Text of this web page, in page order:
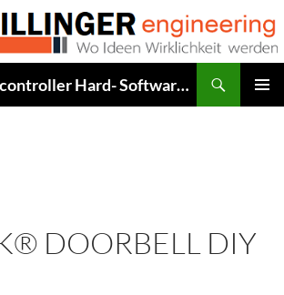
DIY – IoT Microcontroller Hard- Software Development
DOORBELL DIY